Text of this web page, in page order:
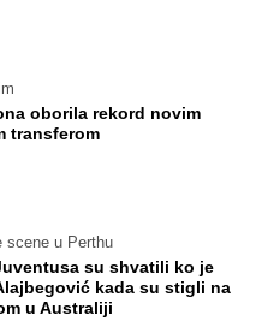
oborila rekord novim
transferom
scene u Perthu
su shvatili ko je
kada su stigli na
u Australiji